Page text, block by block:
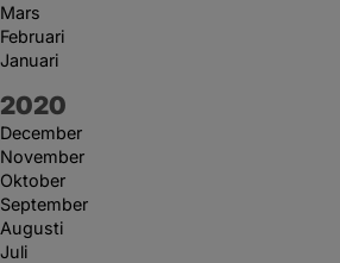
Mars
Februari
Januari
År:
2020
December
November
Oktober
September
Augusti
Juli